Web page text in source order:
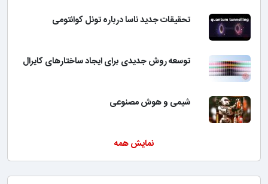
تحقیقات جدید ناسا درباره تونل کوانتومی
توسعه روش جدیدی برای ایجاد ساختارهای کایرال
شیمی و هوش مصنوعی
نمایش همه